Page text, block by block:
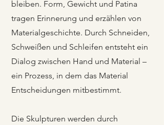
bleiben. Form, Gewicht und Patina
tragen Erinnerung und erzählen von
Materialgeschichte. Durch Schneiden,
Schweißen und Schleifen entsteht ein
Dialog zwischen Hand und Material –
ein Prozess, in dem das Material
Entscheidungen mitbestimmt.
Die Skulpturen werden durch